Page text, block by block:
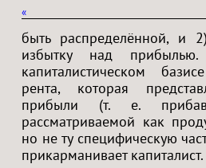
«
быть распределённой, и
избытку над
капиталистическом
рента, которая
прибыли (т. е.
рассматриваемой как
но не ту специфическую
прикарманивает капиталист.